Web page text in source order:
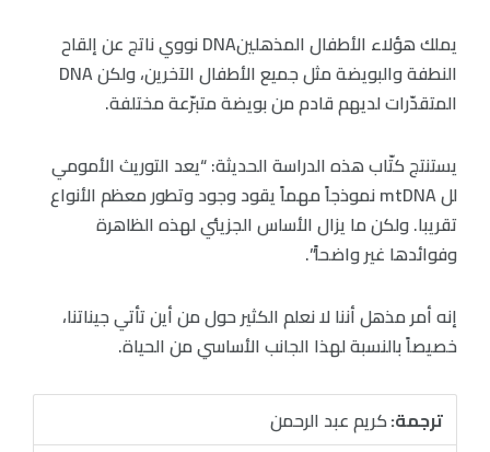
يملك هؤلاء الأطفال المذهلينDNA نووي ناتج عن إلقاح
النطفة والبويضة مثل جميع الأطفال الآخرين، ولكن DNA
المتقدّرات لديهم قادم من بويضة متبرّعة مختلفة.
يستنتج كتّاب هذه الدراسة الحديثة: “يعد التوريث الأمومي
لل mtDNA نموذجاً مهماً يقود وجود وتطور معظم الأنواع
تقريبا. ولكن ما يزال الأساس الجزيئي لهذه الظاهرة
وفوائدها غير واضحاً”.
إنه أمر مذهل أننا لا نعلم الكثير حول من أين تأتي جيناتنا،
خصيصاً بالنسبة لهذا الجانب الأساسي من الحياة.
ترجمة:كريم عبد الرحمن